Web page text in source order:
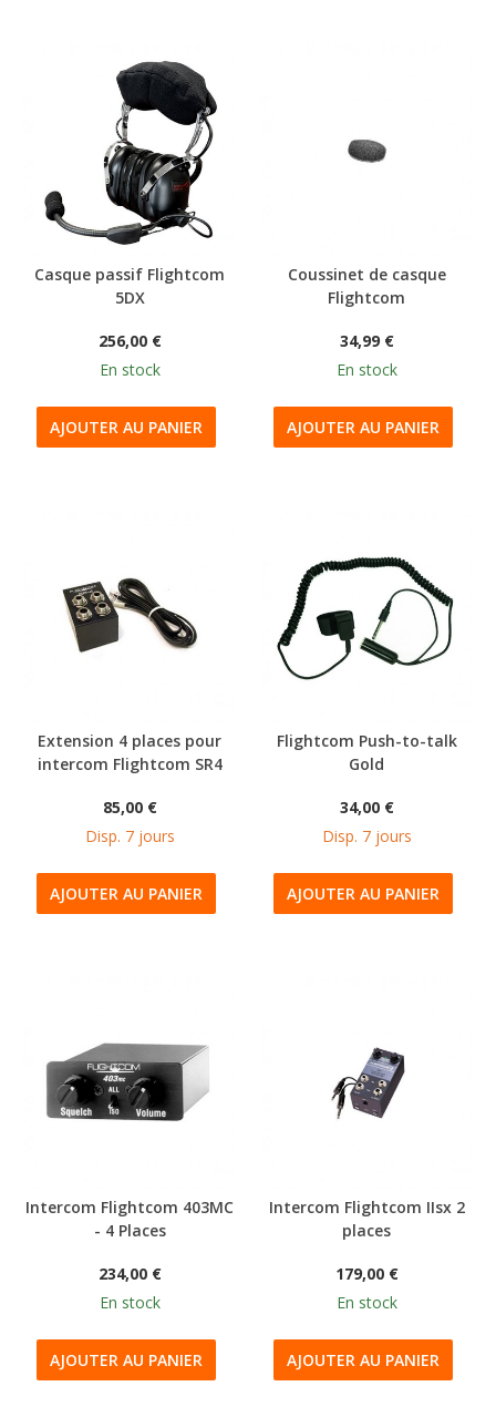
Casque passif Flightcom
5DX
256,00 €
En stock
AJOUTER AU PANIER
Coussinet de casque
Flightcom
34,99 €
En stock
AJOUTER AU PANIER
Extension 4 places pour
intercom Flightcom SR4
85,00 €
Disp. 7 jours
AJOUTER AU PANIER
Flightcom Push-to-talk
Gold
34,00 €
Disp. 7 jours
AJOUTER AU PANIER
Intercom Flightcom 403MC
- 4 Places
234,00 €
En stock
AJOUTER AU PANIER
Intercom Flightcom IIsx 2
places
179,00 €
En stock
AJOUTER AU PANIER